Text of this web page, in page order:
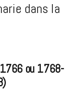
dans la
ou 1768-